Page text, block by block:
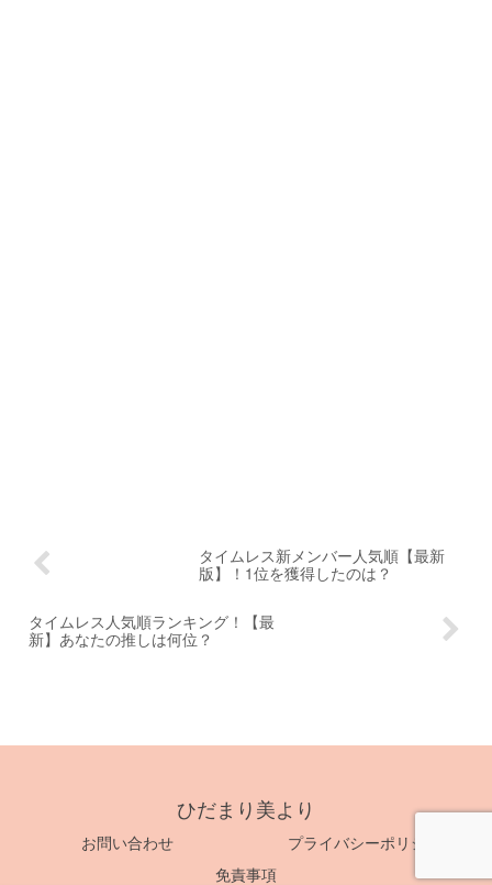
タイムレス新メンバー人気順【最新
版】！1位を獲得したのは？
タイムレス人気順ランキング！【最
新】あなたの推しは何位？
ひだまり美より
お問い合わせ
プライバシーポリシー
免責事項